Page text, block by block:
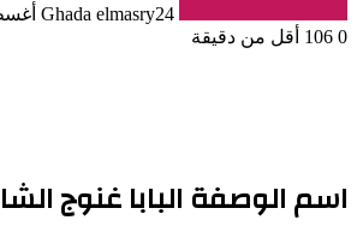
Ghada elmasry24 أغسطس، 2024
0
أقل من دقيقة
اسم الوصفة البابا غنوج